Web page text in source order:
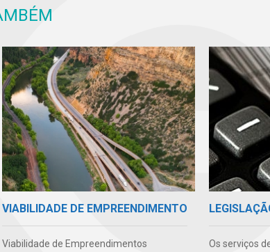
VIABILIDADE DE EMPREENDIMENTO
Viabilidade de Empreendimentos
Os serviços